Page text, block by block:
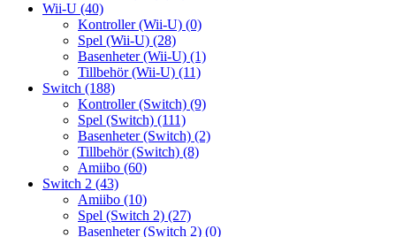
Wii-U (40)
Kontroller (Wii-U) (0)
Spel (Wii-U) (28)
Basenheter (Wii-U) (1)
Tillbehör (Wii-U) (11)
Switch (188)
Kontroller (Switch) (9)
Spel (Switch) (111)
Basenheter (Switch) (2)
Tillbehör (Switch) (8)
Amiibo (60)
Switch 2 (43)
Amiibo (10)
Spel (Switch 2) (27)
Basenheter (Switch 2) (0)